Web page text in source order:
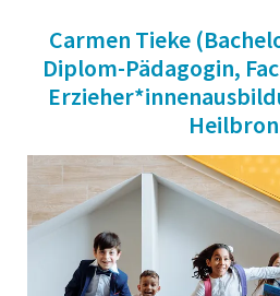
Carmen Tieke
Diplom-Pädagogin,